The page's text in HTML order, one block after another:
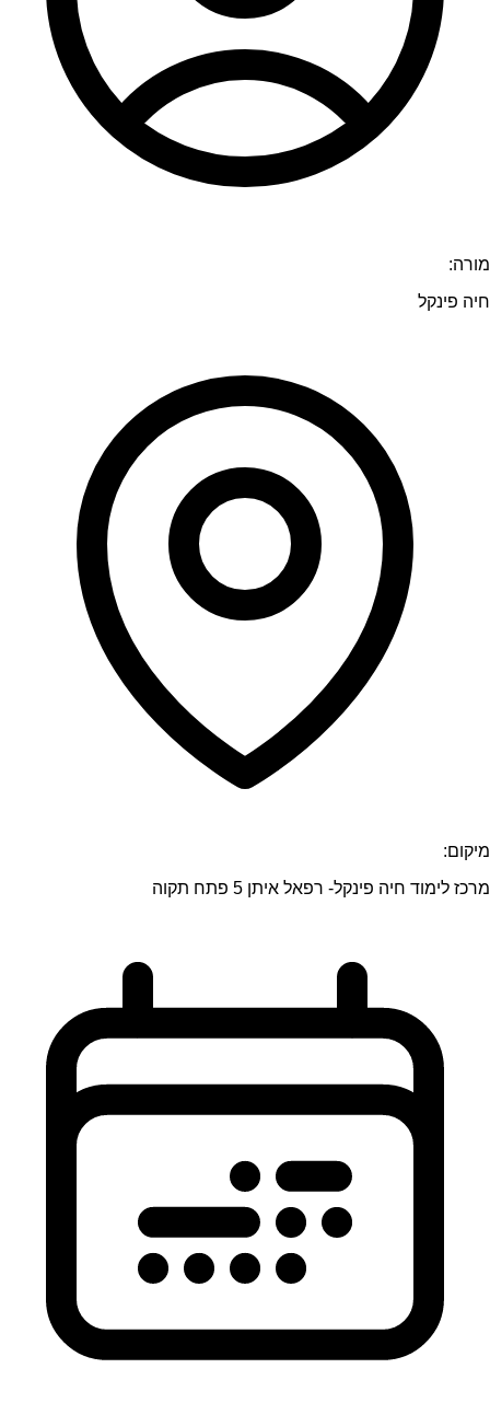
מורה:
חיה פינקל
מיקום:
מרכז לימוד חיה פינקל- רפאל איתן 5 פתח תקוה